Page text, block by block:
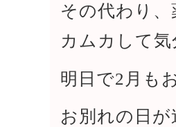
その代わり
カムカして
明日で2月も
お別れの日